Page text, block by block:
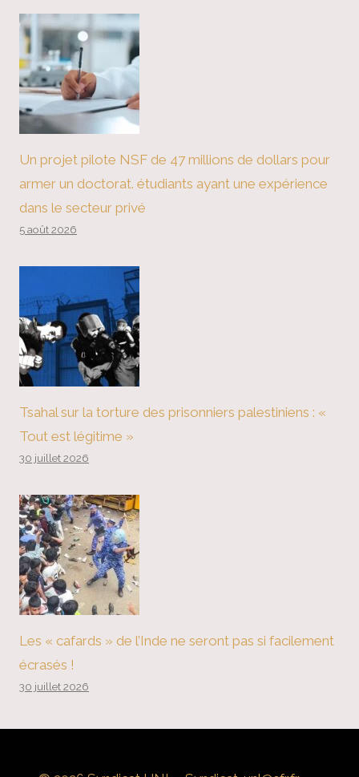
Un projet pilote NSF de 47 millions de dollars pour
armer un doctorat. étudiants ayant une expérience
dans le secteur privé
5 août 2026
Tsahal sur la torture des prisonniers palestiniens : «
Tout est légitime »
30 juillet 2026
Les « cafards » de l’Inde ne seront pas si facilement
écrasés !
30 juillet 2026